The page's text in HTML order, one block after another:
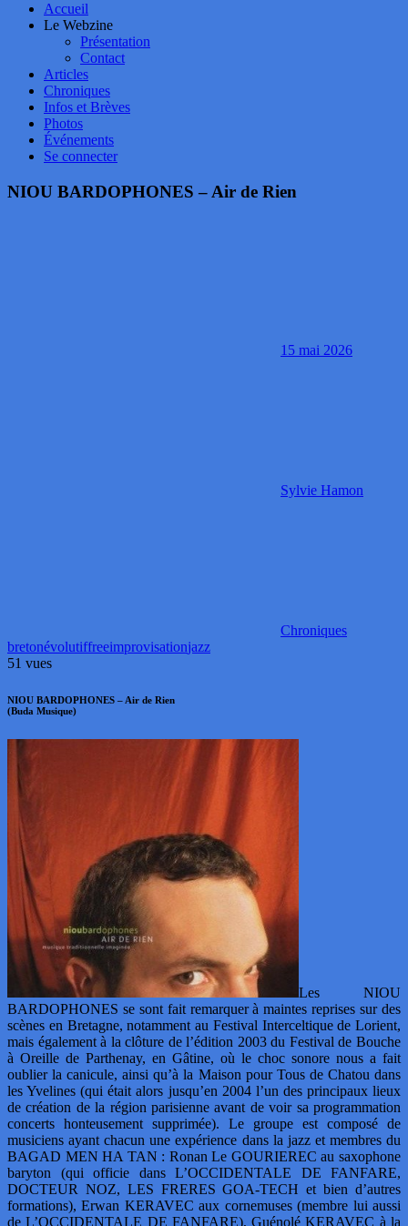
Accueil
Le Webzine
Présentation
Contact
Articles
Chroniques
Infos et Brèves
Photos
Événements
Se connecter
NIOU BARDOPHONES – Air de Rien
15 mai 2026
Sylvie Hamon
Chroniques
bretonévolutiffreeimprovisationjazz
51 vues
NIOU BARDOPHONES – Air de Rien
(Buda Musique)
Les NIOU
BARDOPHONES se sont fait remarquer à maintes reprises sur des
scènes en Bretagne, notamment au Festival Interceltique de Lorient,
mais également à la clôture de l’édition 2003 du Festival de Bouche
à Oreille de Parthenay, en Gâtine, où le choc sonore nous a fait
oublier la canicule, ainsi qu’à la Maison pour Tous de Chatou dans
les Yvelines (qui était alors jusqu’en 2004 l’un des principaux lieux
de création de la région parisienne avant de voir sa programmation
concerts honteusement supprimée). Le groupe est composé de
musiciens ayant chacun une expérience dans la jazz et membres du
BAGAD MEN HA TAN : Ronan Le GOURIEREC au saxophone
baryton (qui officie dans L’OCCIDENTALE DE FANFARE,
DOCTEUR NOZ, LES FRERES GOA-TECH et bien d’autres
formations), Erwan KERAVEC aux cornemuses (membre lui aussi
de L’OCCIDENTALE DE FANFARE), Guénolé KERAVEC à la